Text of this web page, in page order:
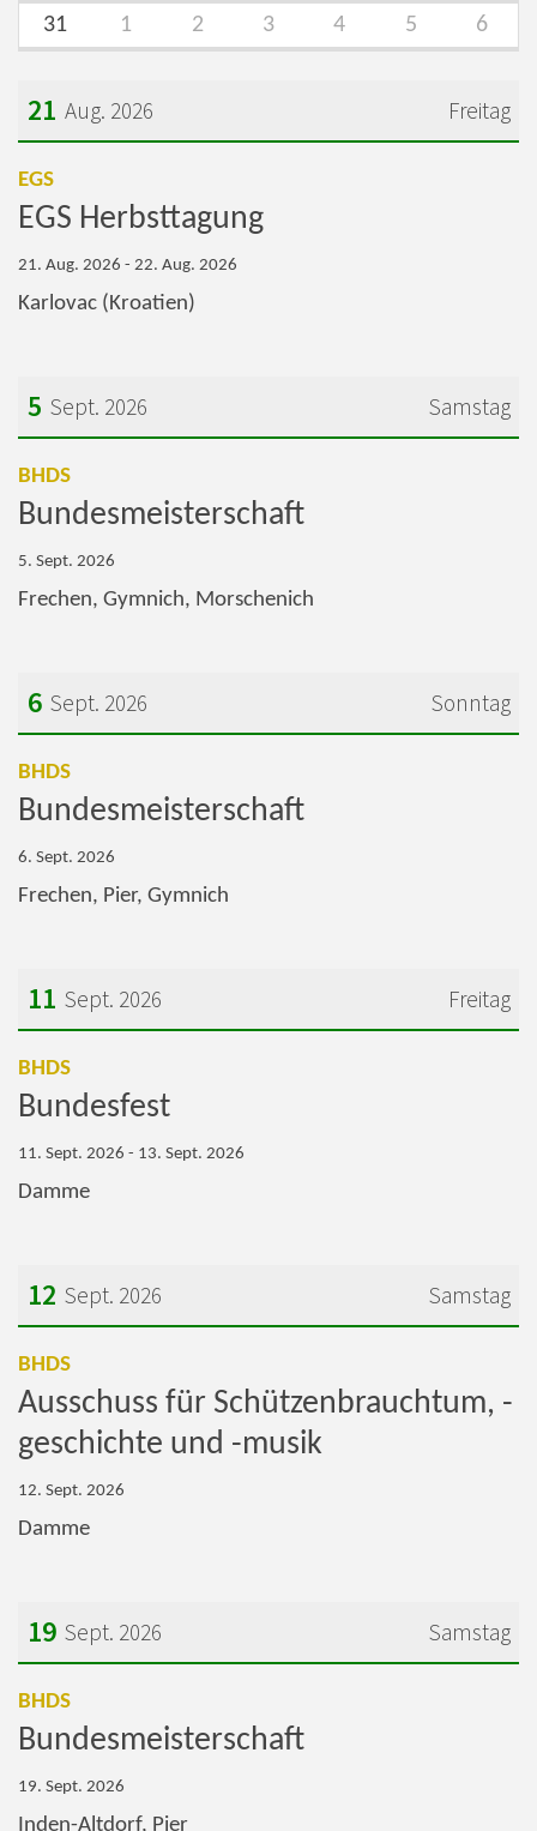
Freitag
21 Aug. 2026
EGS:
EGS Herbsttagung
21. Aug. 2026 - 22. Aug. 2026
Karlovac (Kroatien)
Samstag
5 Sept. 2026
BHDS:
Bundesmeisterschaft
5. Sept. 2026
Frechen, Gymnich, Morschenich
Sonntag
6 Sept. 2026
BHDS:
Bundesmeisterschaft
6. Sept. 2026
Frechen, Pier, Gymnich
Freitag
11 Sept. 2026
BHDS:
Bundesfest
11. Sept. 2026 - 13. Sept. 2026
Damme
Samstag
12 Sept. 2026
BHDS:
Ausschuss für Schützenbrauchtum, -
geschichte und -musik
12. Sept. 2026
Damme
Samstag
19 Sept. 2026
BHDS:
Bundesmeisterschaft
19. Sept. 2026
Inden-Altdorf, Pier
31 1 2 3 4 5 6